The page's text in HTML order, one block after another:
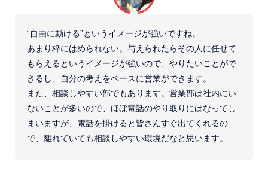
“自由に動ける”というイメージが強いですね。
あまり枠にはめられない。与えられたらその人に任せて
もらえるというイメージが強いので、やりたいことがで
きるし、自分の考えをベースに営業ができます。
また、相談しやすい部でもあります。営業部は社内にい
ないことが多いので、ほぼ電話のやり取りにはなってし
まいますが、電話を掛けると皆さんすぐ出てくれるの
で、離れていても相談しやすい環境だなと思います。